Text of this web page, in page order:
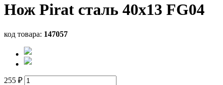
Нож Pirat сталь 40х13 FG04
код товара: 147057
255 ₽